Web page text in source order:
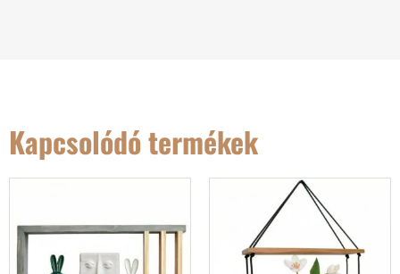
Kapcsolódó termékek